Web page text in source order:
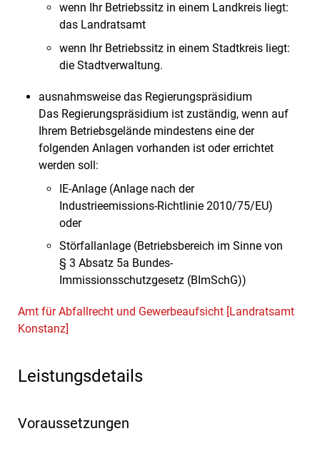
wenn Ihr Betriebssitz in einem Landkreis liegt:
das Landratsamt
wenn Ihr Betriebssitz in einem Stadtkreis liegt:
die Stadtverwaltung.
ausnahmsweise das Regierungspräsidium
Das Regierungspräsidium ist zuständig, wenn auf
Ihrem Betriebsgelände mindestens eine der
folgenden Anlagen vorhanden ist oder errichtet
werden soll:
IE-Anlage (Anlage nach der
Industrieemissions-Richtlinie 2010/75/EU)
oder
Störfallanlage (Betriebsbereich im Sinne von
§ 3 Absatz 5a Bundes-
Immissionsschutzgesetz (BImSchG))
Amt für Abfallrecht und Gewerbeaufsicht [Landratsamt
Konstanz]
Leistungsdetails
Voraussetzungen